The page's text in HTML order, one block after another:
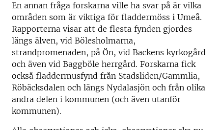
En annan fråga forskarna ville ha svar på är vilka
områden som är viktiga för fladdermöss i Umeå.
Rapporterna visar att de flesta fynden gjordes
längs älven, vid Bölesholmarna,
strandpromenaden, på Ön, vid Backens kyrkogård
och även vid Baggböle herrgård. Forskarna fick
också fladdermusfynd från Stadsliden/Gammlia,
Röbäcksdalen och längs Nydalasjön och från olika
andra delen i kommunen (och även utanför
kommunen).